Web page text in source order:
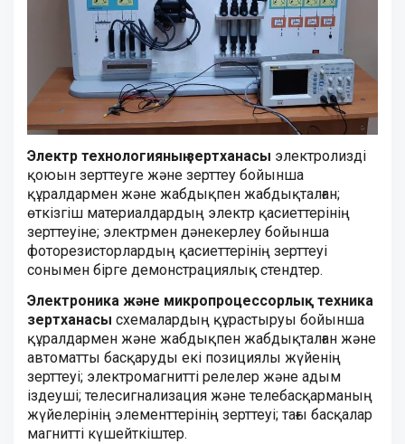
Электр технологияның зертханасы электролиздi
қоюын зерттеуге және зерттеу бойынша
құралдармен және жабдықпен жабдықталған;
өткiзгiш материалдардың электр қасиеттерiнiң
зерттеуiне; электрмен дәнекерлеу бойынша
фоторезисторлардың қасиеттерiнiң зерттеуi
сонымен бiрге демонстрациялық стендтер.
Электроника және микропроцессорлық техника
зертханасы схемалардың құрастыруы бойынша
құралдармен және жабдықпен жабдықталған және
автоматты басқаруды екi позициялы жүйенiң
зерттеуi; электромагниттi релелер және адым
iздеушi; телесигнализация және телебасқарманың
жүйелерiнiң элементтерiнiң зерттеуi; тағы басқалар
магниттi күшейткiштер.